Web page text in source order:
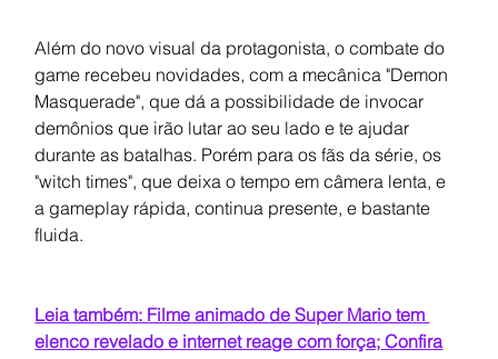
Além do novo visual da protagonista, o combate do
game recebeu novidades, com a mecânica "Demon
Masquerade", que dá a possibilidade de invocar
demônios que irão lutar ao seu lado e te ajudar
durante as batalhas. Porém para os fãs da série, os
"witch times", que deixa o tempo em câmera lenta, e
a gameplay rápida, continua presente, e bastante
fluida.
Leia também: Filme animado de Super Mario tem
elenco revelado e internet reage com força; Confira